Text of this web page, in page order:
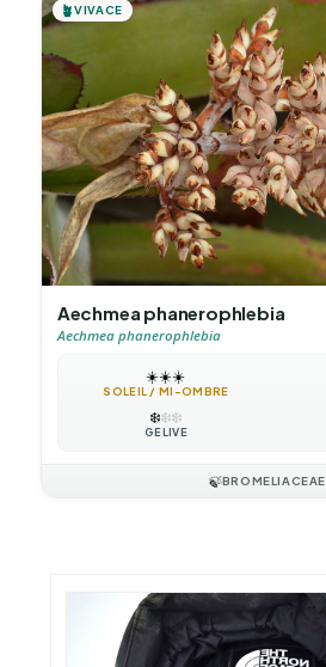
🪴VIVACE
Aechmea phanerophlebia
Aechmea phanerophlebia
☀️☀️☀️
SOLEIL / MI-OMBRE
❄️❄️❄️
GÉLIVE
🍃BROMELIACEAE